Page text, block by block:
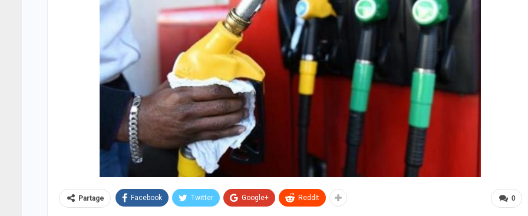
0
Partage Facebook Twitter Google+ ReddIt